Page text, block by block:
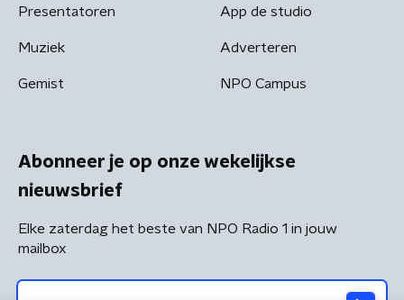
Presentatoren
Muziek
Gemist
App de studio
Adverteren
NPO Campus
Abonneer je op onze wekelijkse
nieuwsbrief
Elke zaterdag het beste van NPO Radio 1 in jouw
mailbox